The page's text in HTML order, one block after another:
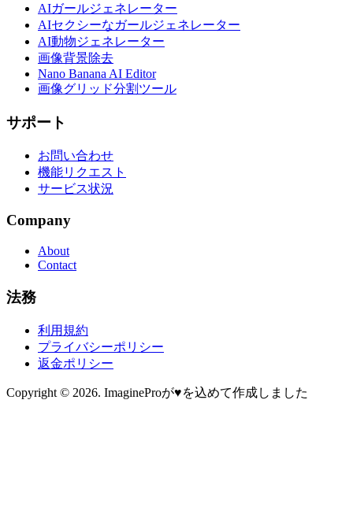
AIガールジェネレーター
AIセクシーなガールジェネレーター
AI動物ジェネレーター
画像背景除去
Nano Banana AI Editor
画像グリッド分割ツール
サポート
お問い合わせ
機能リクエスト
サービス状況
Company
About
Contact
法務
利用規約
プライバシーポリシー
返金ポリシー
Copyright © 2026. ImagineProが♥を込めて作成しました